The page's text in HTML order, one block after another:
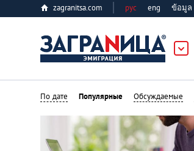
zagranitsa.com рус eng ข้อมูล
По дате Популярные Обсуждаемые